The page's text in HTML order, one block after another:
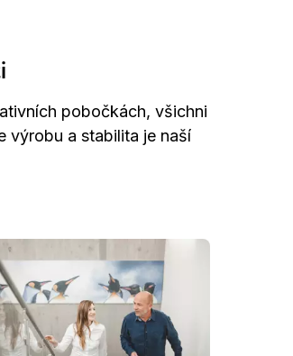
pobočkách, všichni
výrobu a stabilita je naší